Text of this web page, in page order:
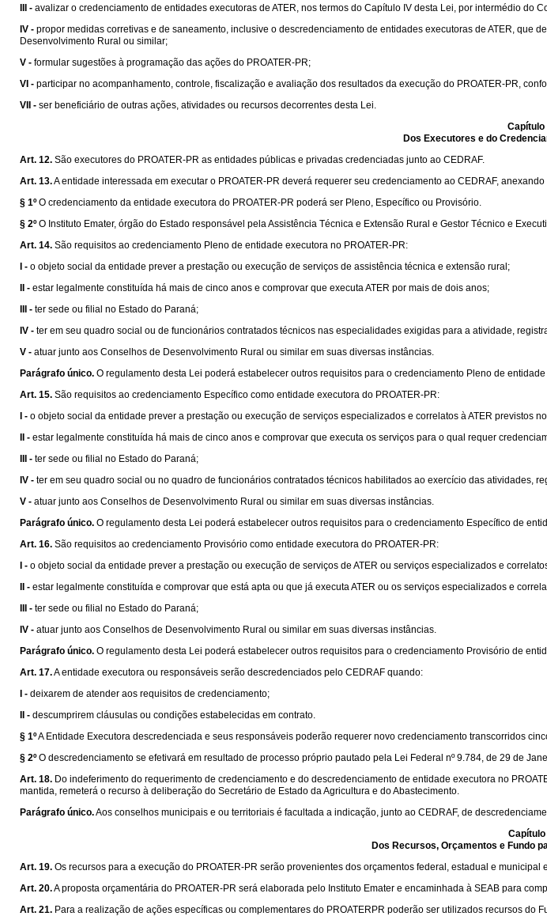
III - avalizar o credenciamento de entidades executoras de ATER, nos termos do Capítulo IV desta Lei, por intermédio do
IV - propor medidas corretivas e de saneamento, inclusive o descredenciamento de entidades executoras de ATER, que
Desenvolvimento Rural ou similar;
V - formular sugestões à programação das ações do PROATER-PR;
VI - participar no acompanhamento, controle, fiscalização e avaliação dos resultados da execução do PROATER-PR,
VII - ser beneficiário de outras ações, atividades ou recursos decorrentes desta Lei.
Capítulo
Dos Executores e do
Art. 12. São executores do PROATER-PR as entidades públicas e privadas credenciadas junto ao CEDRAF.
Art. 13.A entidade interessada em executar o PROATER-PR deverá requerer seu credenciamento ao CEDRAF,
§ 1º O credenciamento da entidade executora do PROATER-PR poderá ser Pleno, Específico ou Provisório.
§ 2º O Instituto Emater, órgão do Estado responsável pela Assistência Técnica e Extensão Rural e Gestor Técnico e
Art. 14. São requisitos ao credenciamento Pleno de entidade executora no PROATER-PR:
I - o objeto social da entidade prever a prestação ou execução de serviços de assistência técnica e extensão rural;
II - estar legalmente constituída há mais de cinco anos e comprovar que executa ATER por mais de dois anos;
III - ter sede ou filial no Estado do Paraná;
IV - ter em seu quadro social ou de funcionários contratados técnicos nas especialidades exigidas para a atividade,
V - atuar junto aos Conselhos de Desenvolvimento Rural ou similar em suas diversas instâncias.
Parágrafo único. O regulamento desta Lei poderá estabelecer outros requisitos para o credenciamento Pleno de
Art. 15. São requisitos ao credenciamento Específico como entidade executora do PROATER-PR:
I - o objeto social da entidade prever a prestação ou execução de serviços especializados e correlatos à ATER previstos
II - estar legalmente constituída há mais de cinco anos e comprovar que executa os serviços para o qual requer
III - ter sede ou filial no Estado do Paraná;
IV - ter em seu quadro social ou no quadro de funcionários contratados técnicos habilitados ao exercício das atividades,
V - atuar junto aos Conselhos de Desenvolvimento Rural ou similar em suas diversas instâncias.
Parágrafo único. O regulamento desta Lei poderá estabelecer outros requisitos para o credenciamento Específico de
Art. 16. São requisitos ao credenciamento Provisório como entidade executora do PROATER-PR:
I - o objeto social da entidade prever a prestação ou execução de serviços de ATER ou serviços especializados e
II - estar legalmente constituída e comprovar que está apta ou que já executa ATER ou os serviços especializados e
III - ter sede ou filial no Estado do Paraná;
IV - atuar junto aos Conselhos de Desenvolvimento Rural ou similar em suas diversas instâncias.
Parágrafo único. O regulamento desta Lei poderá estabelecer outros requisitos para o credenciamento Provisório de
Art. 17.A entidade executora ou responsáveis serão descredenciados pelo CEDRAF quando:
I - deixarem de atender aos requisitos de credenciamento;
II - descumprirem cláusulas ou condições estabelecidas em contrato.
§ 1ºA Entidade Executora descredenciada e seus responsáveis poderão requerer novo credenciamento transcorridos
§ 2º O descredenciamento se efetivará em resultado de processo próprio pautado pela Lei Federal nº 9.784, de 29 de
Art. 18. Do indeferimento do requerimento de credenciamento e do descredenciamento de entidade executora no
mantida, remeterá o recurso à deliberação do Secretário de Estado da Agricultura e do Abastecimento.
Parágrafo único.Aos conselhos municipais e ou territoriais é facultada a indicação, junto ao CEDRAF, de
Capítulo
Dos Recursos, Orçamentos e Fundo
Art. 19. Os recursos para a execução do PROATER-PR serão provenientes dos orçamentos federal, estadual e
Art. 20.A proposta orçamentária do PROATER-PR será elaborada pelo Instituto Emater e encaminhada à SEAB para
Art. 21. Para a realização de ações específicas ou complementares do PROATERPR poderão ser utilizados recursos